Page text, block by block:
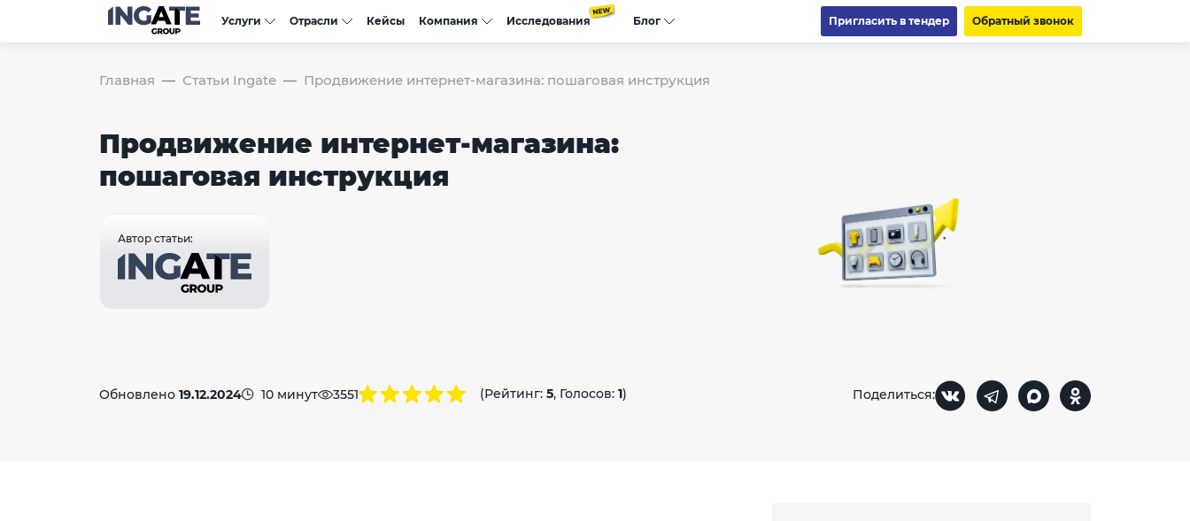
Услуги Отрасли Кейсы Компания Исследования Блог Пригласить в тендер Обратный звонок
Главная Статьи Ingate Продвижение интернет-магазина: пошаговая инструкция
Продвижение интернет-магазина:
пошаговая инструкция
Автор статьи:
Обновлено 19.12.2024 10 минут 3551 (Рейтинг: 5, Голосов: 1) Поделиться: